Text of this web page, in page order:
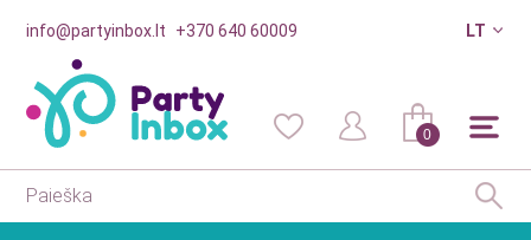
info@partyinbox.lt +370 640 60009 LT
0